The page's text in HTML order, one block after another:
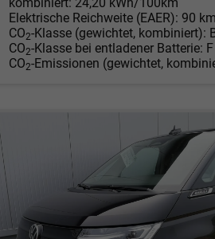
Elektrische Reichweite (EAER): 90 km
CO2-Klasse (gewichtet, kombiniert):
CO2-Klasse bei entladener Batterie: F
CO2-Emissionen (gewichtet,